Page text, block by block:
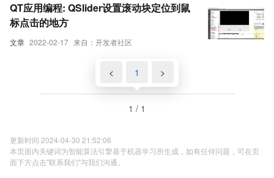
文章 2022-02-17 来自：开发者社区
QT应用编程: QSlider设置滚动块定位到鼠
标点击的地方
< 1 >
1 / 1
更新时间 2024-04-30 21:52:06
本页面内关键词为智能算法引擎基于机器学习所生成，如有任何问题，可在页
面下方点击"联系我们"与我们沟通。